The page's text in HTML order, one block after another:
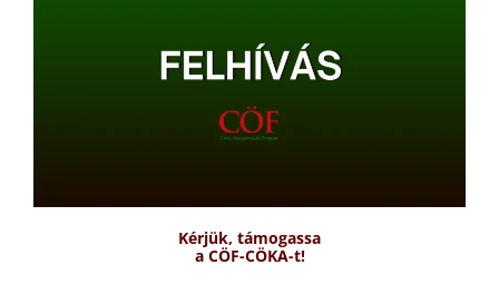
Kérjük, támogassa
a CÖF-CÖKA-t!